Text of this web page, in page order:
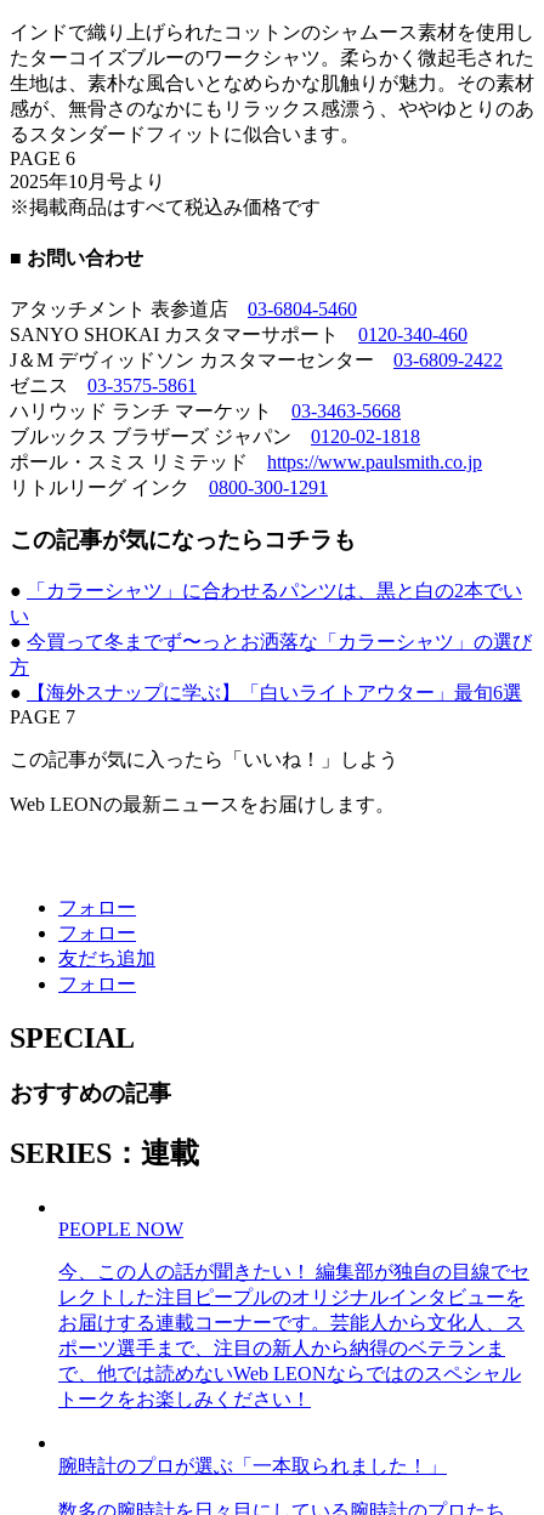
インドで織り上げられたコットンのシャムース素材を使用し
たターコイズブルーのワークシャツ。柔らかく微起毛された
生地は、素朴な風合いとなめらかな肌触りが魅力。その素材
感が、無骨さのなかにもリラックス感漂う、ややゆとりのあ
るスタンダードフィットに似合います。
PAGE 6
2025年10月号より
※掲載商品はすべて税込み価格です
■ お問い合わせ
アタッチメント 表参道店 03-6804-5460
SANYO SHOKAI カスタマーサポート 0120-340-460
J＆M デヴィッドソン カスタマーセンター 03-6809-2422
ゼニス 03-3575-5861
ハリウッド ランチ マーケット 03-3463-5668
ブルックス ブラザーズ ジャパン 0120-02-1818
ポール・スミス リミテッド https://www.paulsmith.co.jp
リトルリーグ インク 0800-300-1291
この記事が気になったらコチラも
●
「カラーシャツ」に合わせるパンツは、黒と白の2本でい
い
● 今買って冬までず〜っとお洒落な「カラーシャツ」の選び
方
●
【海外スナップに学ぶ】「白いライトアウター」最旬6選
PAGE 7
この記事が気に入ったら「いいね！」しよう
Web LEONの最新ニュースをお届けします。
フォロー
フォロー
友だち追加
フォロー
SPECIAL
おすすめの記事
SERIES：連載
PEOPLE NOW
今、この人の話が聞きたい！ 編集部が独自の目線でセ
レクトした注目ピープルのオリジナルインタビューを
お届けする連載コーナーです。芸能人から文化人、ス
ポーツ選手まで、注目の新人から納得のベテランま
で、他では読めないWeb LEONならではのスペシャル
トークをお楽しみください！
腕時計のプロが選ぶ「一本取られました！」